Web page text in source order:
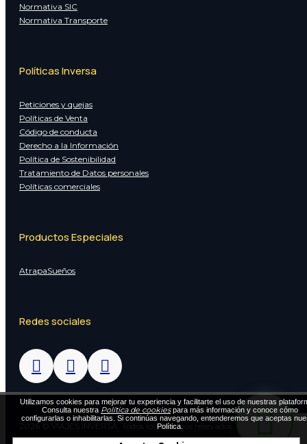
Normativa SIC
Normativa Transporte
Políticas Inversa
Peticiones y quejas
Políticas de Venta
Código de conducta
Derecho a la Información
Política de Sostenibilidad
Tratamiento de Datos personales
Políticas comerciales
Productos Especiales
AtrapaSueños
Redes sociales
2026 © VIAJES INVERSA. Todos los derechos resevados
Utilizamos cookies para mejorar tu experiencia y facilitarte el uso de nuestras
Consulta nuestra Política de cookiespara más información y conoce cómo
configurarlas o inhabilitarlas. Si continúas navegando, entenderemos que aceptas
Política.